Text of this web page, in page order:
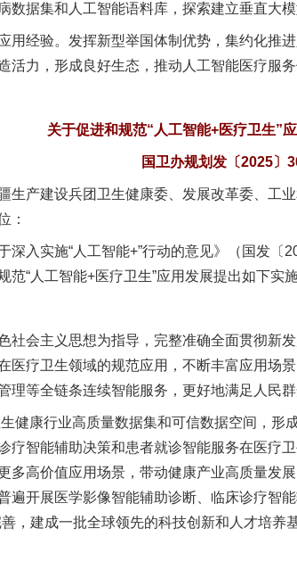
数据集和人工智能语料库，探索建立垂直大模
经验。发挥新型举国体制优势，集约化推
活力，形成良好生态，推动人工智能医疗服务
关于促进和规范“人工智能+医疗卫生”
国卫办规划发〔2025〕
生产建设兵团卫生健康委、发展改革委、工
：
入实施“人工智能+”行动的意见》（国发〔
范“人工智能+医疗卫生”应用发展提出如下实施
会主义思想为指导，完整准确全面贯彻新
医疗卫生领域的规范应用，不断丰富应用场
理等全链条连续智能服务，更好地满足人民
康行业高质量数据集和可信数据空间，形
疗智能辅助决策和患者就诊智能服务在医疗
多高价值应用场景，带动健康产业高质量发
遍开展医学影像智能辅助诊断、临床诊疗智
，建成一批全球领先的科技创新和人才培养基